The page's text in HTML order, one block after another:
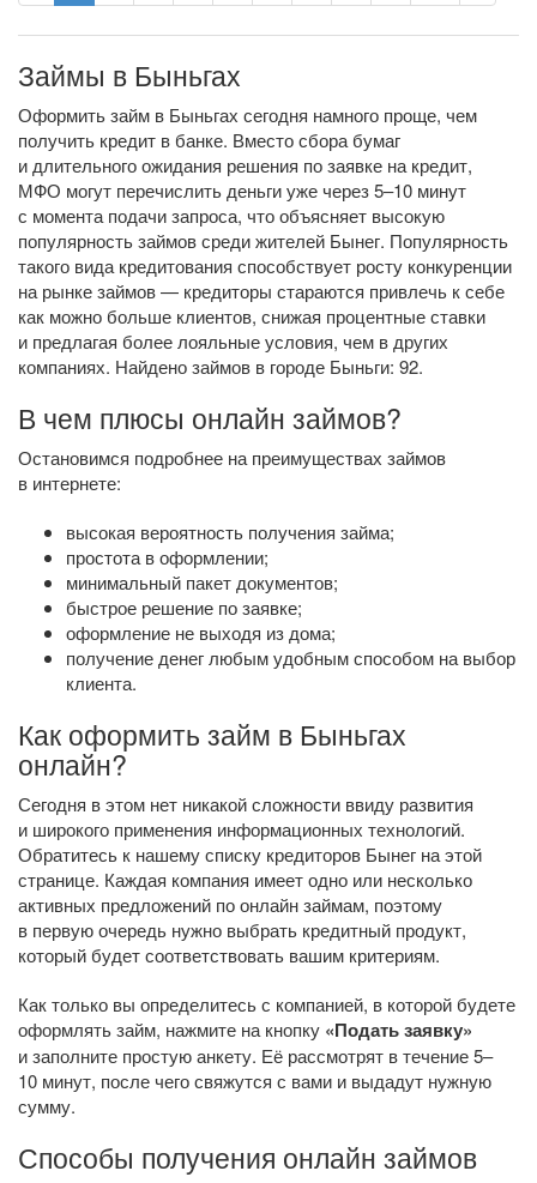
Займы в Быньгах
Оформить займ в Быньгах сегодня намного проще, чем
получить кредит в банке. Вместо сбора бумаг
и длительного ожидания решения по заявке на кредит,
МФО могут перечислить деньги уже через 5–10 минут
с момента подачи запроса, что объясняет высокую
популярность займов среди жителей Бынег. Популярность
такого вида кредитования способствует росту конкуренции
на рынке займов — кредиторы стараются привлечь к себе
как можно больше клиентов, снижая процентные ставки
и предлагая более лояльные условия, чем в других
компаниях. Найдено займов в городе Быньги: 92.
В чем плюсы онлайн займов?
Остановимся подробнее на преимуществах займов
в интернете:
высокая вероятность получения займа;
простота в оформлении;
минимальный пакет документов;
быстрое решение по заявке;
оформление не выходя из дома;
получение денег любым удобным способом на выбор
клиента.
Как оформить займ в Быньгах
онлайн?
Сегодня в этом нет никакой сложности ввиду развития
и широкого применения информационных технологий.
Обратитесь к нашему списку кредиторов Бынег на этой
странице. Каждая компания имеет одно или несколько
активных предложений по онлайн займам, поэтому
в первую очередь нужно выбрать кредитный продукт,
который будет соответствовать вашим критериям.
Как только вы определитесь с компанией, в которой будете
оформлять займ, нажмите на кнопку «Подать заявку»
и заполните простую анкету. Её рассмотрят в течение 5–
10 минут, после чего свяжутся с вами и выдадут нужную
сумму.
Способы получения онлайн займов